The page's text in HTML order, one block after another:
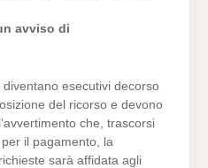
avviso di
esecutivi decorso
del ricorso e devono
che, trascorsi
il pagamento, la
sarà affidata agli